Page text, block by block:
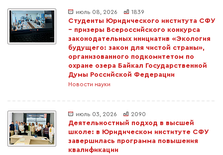
июль 08, 2026 1839
Студенты Юридического института СФУ
– призеры Всероссийского конкурса
законодательных инициатив «Экология
будущего: закон для чистой страны»,
организованного подкомитетом по
охране озера Байкал Государственной
Думы Российской Федерации
Новости науки
июль 03, 2026 2090
Деятельностный подход в высшей
школе: в Юридическом институте СФУ
завершилась программа повышения
квалификации